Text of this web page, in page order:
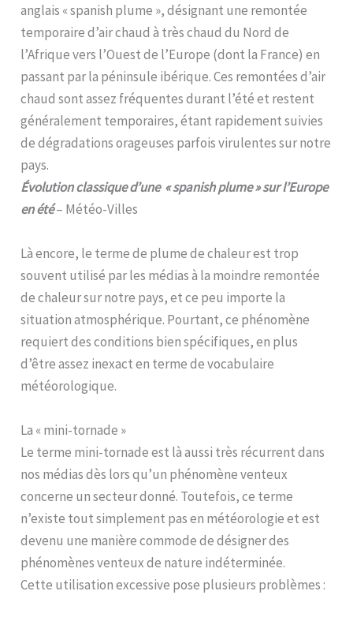
anglais « spanish plume », désignant une remontée
temporaire d’air chaud à très chaud du Nord de
l’Afrique vers l’Ouest de l’Europe (dont la France) en
passant par la péninsule ibérique. Ces remontées d’air
chaud sont assez fréquentes durant l’été et restent
généralement temporaires, étant rapidement suivies
de dégradations orageuses parfois virulentes sur notre
pays.
Évolution classique d’une « spanish plume » sur l’Europe
en été– Météo-Villes
Là encore, le terme de plume de chaleur est trop
souvent utilisé par les médias à la moindre remontée
de chaleur sur notre pays, et ce peu importe la
situation atmosphérique. Pourtant, ce phénomène
requiert des conditions bien spécifiques, en plus
d’être assez inexact en terme de vocabulaire
météorologique.
La « mini-tornade »
Le terme mini-tornade est là aussi très récurrent dans
nos médias dès lors qu’un phénomène venteux
concerne un secteur donné. Toutefois, ce terme
n’existe tout simplement pas en météorologie et est
devenu une manière commode de désigner des
phénomènes venteux de nature indéterminée.
Cette utilisation excessive pose plusieurs problèmes :